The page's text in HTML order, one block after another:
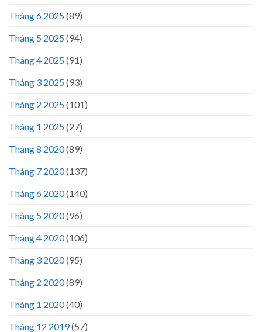
Tháng 6 2025(89)
Tháng 5 2025(94)
Tháng 4 2025(91)
Tháng 3 2025(93)
Tháng 2 2025(101)
Tháng 1 2025(27)
Tháng 8 2020(89)
Tháng 7 2020(137)
Tháng 6 2020(140)
Tháng 5 2020(96)
Tháng 4 2020(106)
Tháng 3 2020(95)
Tháng 2 2020(89)
Tháng 1 2020(40)
Tháng 12 2019(57)